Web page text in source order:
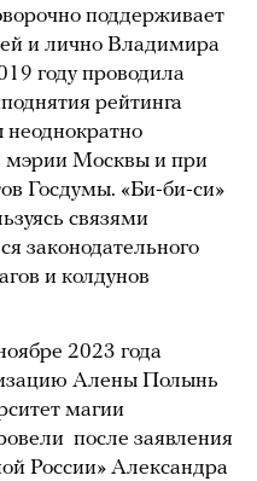
поддерживает
и лично Владимира
году проводила
рейтинга
мэрии Москвы и при
Госдумы. «Би-би-си»
связями
законодательного
и колдунов
2023 года
Алены Полынь
магии
после заявления
России» Александра